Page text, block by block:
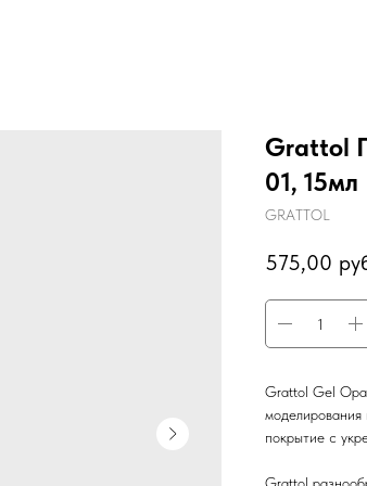
Grattol
01, 15мл
GRATTOL
575,00
Grattol Gel
моделирования
покрытие с